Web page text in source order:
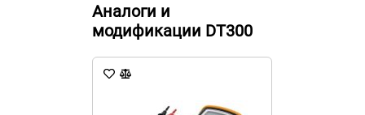
Аналоги и
модификации DT300